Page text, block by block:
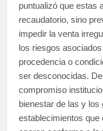
puntualizó que estas
recaudatorio, sino
impedir la venta
los riesgos
procedencia o
ser desconocidas.
compromiso
bienestar de las y los
establecimientos que